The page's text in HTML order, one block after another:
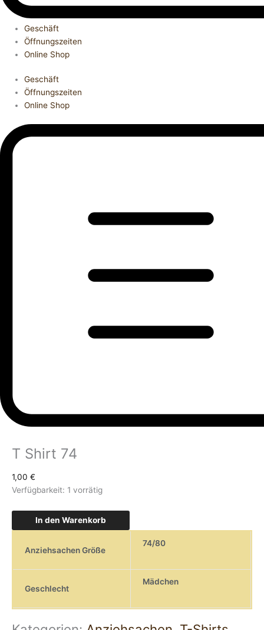
Geschäft
Öffnungszeiten
Online Shop
Geschäft
Öffnungszeiten
Online Shop
T Shirt 74
1,00 €
Verfügbarkeit: 1 vorrätig
In den Warenkorb
Anziehsachen Größe
74/80
Geschlecht
Mädchen